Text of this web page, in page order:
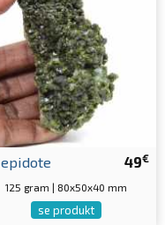
49€
epidote
125 gram | 80x50x40 mm
se produkt